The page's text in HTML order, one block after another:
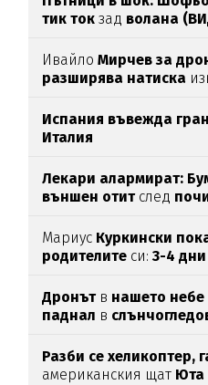
тик ток зад волана
ИвайлоМирчев за
разширява натиска
Испания въвежда
Италия
Лекари алармират:
външен отитслед
Мариус Куркински
родителите си:3-4
Дронътв нашето небе
паднал в
Разби се хеликоптер,
американския щат Юта